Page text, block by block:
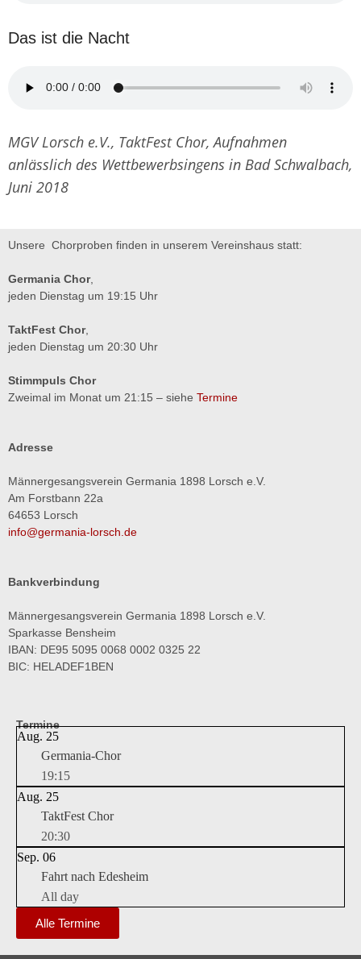
Das ist die Nacht
MGV Lorsch e.V., TaktFest Chor, Aufnahmen
anlässlich des Wettbewerbsingens in Bad Schwalbach,
Juni 2018
Unsere Chorproben finden in unserem Vereinshaus statt:
Germania Chor,
jeden Dienstag um 19:15 Uhr
TaktFest Chor,
jeden Dienstag um 20:30 Uhr
Stimmpuls Chor
Zweimal im Monat um 21:15 – siehe Termine
Adresse
Männergesangsverein Germania 1898 Lorsch e.V.
Am Forstbann 22a
64653 Lorsch
info@germania-lorsch.de
Bankverbindung
Männergesangsverein Germania 1898 Lorsch e.V.
Sparkasse Bensheim
IBAN: DE95 5095 0068 0002 0325 22
BIC: HELADEF1BEN
Termine
Aug. 25
Germania-Chor
19:15
Aug. 25
TaktFest Chor
20:30
Sep. 06
Fahrt nach Edesheim
All day
Alle Termine